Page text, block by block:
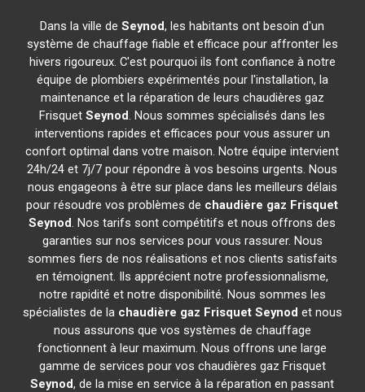
Dans la ville deSeynod, les habitants ont besoin d'un
système de chauffage fiable et efficace pour affronter les
hivers rigoureux. C'est pourquoi ils font confiance à notre
équipe de plombiers expérimentés pour l'installation, la
maintenance et la réparation de leurs chaudières gaz
FrisquetSeynod. Nous sommes spécialisés dans les
interventions rapides et efficaces pour vous assurer un
confort optimal dans votre maison. Notre équipe intervient
24h/24 et 7j/7 pour répondre à vos besoins urgents. Nous
nous engageons à être sur place dans les meilleurs délais
pour résoudre vos problèmes de chaudière gaz Frisquet
Seynod. Nos tarifs sont compétitifs et nous offrons des
garanties sur nos services pour vous rassurer. Nous
sommes fiers de nos réalisations et nos clients satisfaits
en témoignent. Ils apprécient notre professionnalisme,
notre rapidité et notre disponibilité. Nous sommes les
spécialistes de la chaudière gaz Frisquet Seynod et nous
nous assurons que vos systèmes de chauffage
fonctionnent à leur maximum. Nous offrons une large
gamme de services pour vos chaudières gaz Frisquet
Seynod, de la mise en service à la réparation en passant